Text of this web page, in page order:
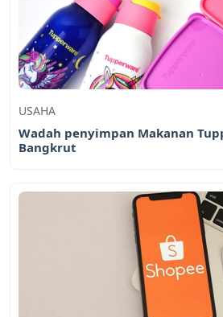
USAHA
Wadah penyimpan Makanan
Bangkrut